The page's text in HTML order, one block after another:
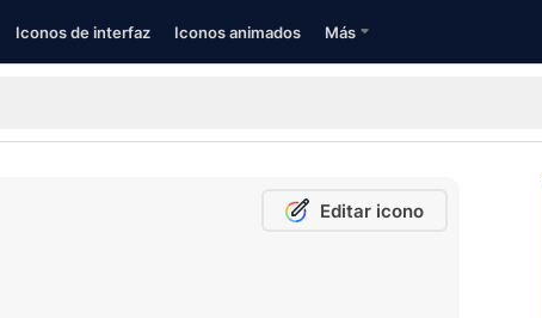
Iconos de interfaz Iconos animados Más
Editar icono